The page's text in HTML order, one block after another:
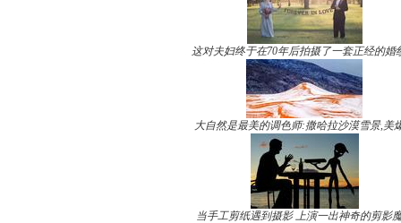
这对夫妇终于在70年后拍摄了一套正经的婚
大自然是最美的调色师:撒哈拉沙漠雪景,美
当手工剪纸遇到摄影 上演一出神奇的剪影